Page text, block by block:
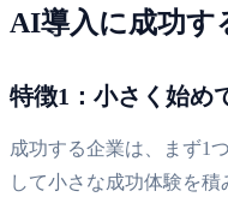
AI導入に成功す
特徴1：小さく始め
成功する企業は、まず1
して小さな成功体験を積